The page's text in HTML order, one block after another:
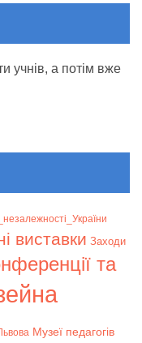
учнів, а потім вже
виставки Заходи
та
Музеї педагогів